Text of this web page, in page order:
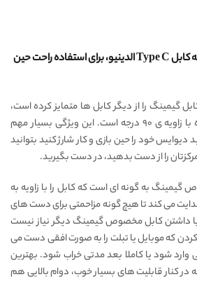
جک L شکل با زاویه ۹۰ درجه کابل Type C الدینیو، برای استفاده راحت حین
گیمینگ را از دیگر کابل ها متمایز کرده است،
داشتن پورت L شکل خمیده با زاویه ی ۹۰ درجه است. این ویژگی بسیار مهم
خود را حین بازی و کار شارژ کنید بتوانید
را از دست بدهید، در دست بگیرید.
به گونه ای است که کابل را با زاویه به
می کند تا هیچ گونه مزاحمتی برای دست های
داشتن کابل مخصوص گیمینگ دیگر نیاز نیست
که موبایل یا تبلت را به صورت افقی دست می
وارد شود یا کاملا بعد مدتی خراب شود. بهترین
کنار قابلیت های بسیار خوب، دوام بالایی هم